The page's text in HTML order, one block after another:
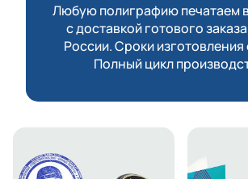
Любую полиграфию печатаем
с доставкой готового
России. Сроки изготовления
Полный цикл